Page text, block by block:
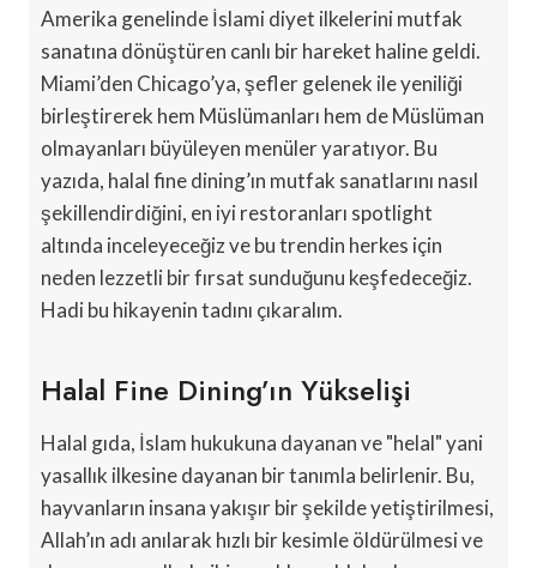
Amerika genelinde İslami diyet ilkelerini mutfak
sanatına dönüştüren canlı bir hareket haline geldi.
Miami’den Chicago’ya, şefler gelenek ile yeniliği
birleştirerek hem Müslümanları hem de Müslüman
olmayanları büyüleyen menüler yaratıyor. Bu
yazıda, halal fine dining’ın mutfak sanatlarını nasıl
şekillendirdiğini, en iyi restoranları spotlight
altında inceleyeceğiz ve bu trendin herkes için
neden lezzetli bir fırsat sunduğunu keşfedeceğiz.
Hadi bu hikayenin tadını çıkaralım.
Halal Fine Dining’ın Yükselişi
Halal gıda, İslam hukukuna dayanan ve "helal" yani
yasallık ilkesine dayanan bir tanımla belirlenir. Bu,
hayvanların insana yakışır bir şekilde yetiştirilmesi,
Allah’ın adı anılarak hızlı bir kesimle öldürülmesi ve